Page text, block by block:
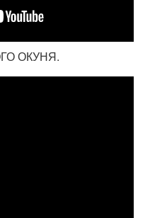
ОКУНЯ.